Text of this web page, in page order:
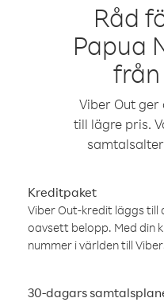
Råd
Papua
Viber Out
till lägre pris.
Kreditpaket
Viber Out-kredit läggs
oavsett belopp. Med din
nummer i världen till
30-dagars